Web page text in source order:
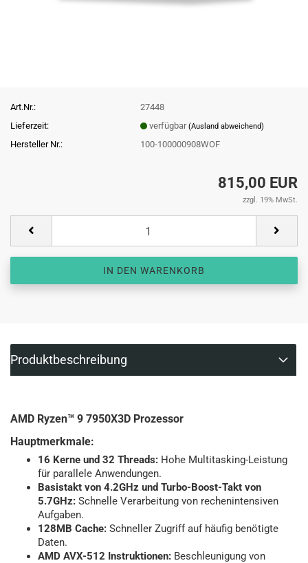
Art.Nr.:
27448
Lieferzeit:
verfügbar(Ausland abweichend)
Hersteller Nr.: 100-100000908WOF
815,00 EUR
zzgl. 19% MwSt.
Produktbeschreibung
AMD Ryzen™ 9 7950X3D Prozessor
Hauptmerkmale:
16 Kerne und 32 Threads: Hohe Multitasking-Leistung
für parallele Anwendungen.
Basistakt von 4.2GHz und Turbo-Boost-Takt von
5.7GHz: Schnelle Verarbeitung von rechenintensiven
Aufgaben.
128MB Cache: Schneller Zugriff auf häufig benötigte
Daten.
AMD AVX-512 Instruktionen: Beschleunigung von